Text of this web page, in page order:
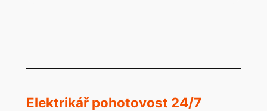
Elektrikář pohotovost 24/7